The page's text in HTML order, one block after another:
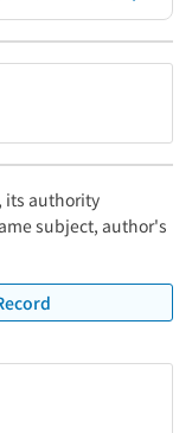
its authority
subject, author's